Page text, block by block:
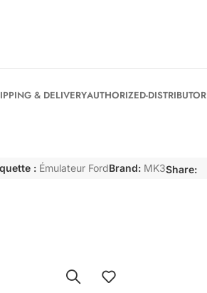
& DELIVERYAUTHORIZED-DISTRIBUTOR
: Émulateur FordBrand: MK3Share: